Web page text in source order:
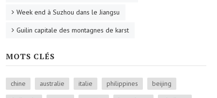
Week end à Suzhou dans le Jiangsu
Guilin capitale des montagnes de karst
MOTS CLÉS
chine australie italie philippines
beijing